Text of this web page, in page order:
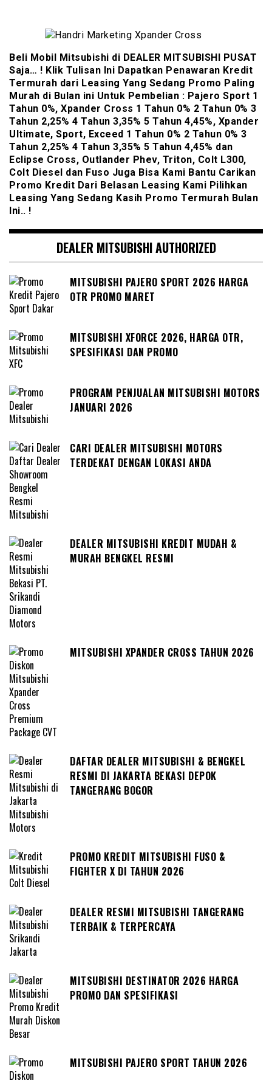
Beli Mobil Mitsubishi di DEALER MITSUBISHI PUSAT
Saja… ! Klik Tulisan Ini Dapatkan Penawaran Kredit
Termurah dari Leasing Yang Sedang Promo Paling
Murah di Bulan ini Untuk Pembelian : Pajero Sport 1
Tahun 0%, Xpander Cross 1 Tahun 0% 2 Tahun 0% 3
Tahun 2,25% 4 Tahun 3,35% 5 Tahun 4,45%, Xpander
Ultimate, Sport, Exceed 1 Tahun 0% 2 Tahun 0% 3
Tahun 2,25% 4 Tahun 3,35% 5 Tahun 4,45% dan
Eclipse Cross, Outlander Phev, Triton, Colt L300,
Colt Diesel dan Fuso Juga Bisa Kami Bantu Carikan
Promo Kredit Dari Belasan Leasing Kami Pilihkan
Leasing Yang Sedang Kasih Promo Termurah Bulan
Ini.. !
DEALER MITSUBISHI AUTHORIZED
MITSUBISHI PAJERO SPORT 2026 HARGA
OTR PROMO MARET
MITSUBISHI XFORCE 2026, HARGA OTR,
SPESIFIKASI DAN PROMO
PROGRAM PENJUALAN MITSUBISHI MOTORS
JANUARI 2026
CARI DEALER MITSUBISHI MOTORS
TERDEKAT DENGAN LOKASI ANDA
DEALER MITSUBISHI KREDIT MUDAH &
MURAH BENGKEL RESMI
MITSUBISHI XPANDER CROSS TAHUN 2026
DAFTAR DEALER MITSUBISHI & BENGKEL
RESMI DI JAKARTA BEKASI DEPOK
TANGERANG BOGOR
PROMO KREDIT MITSUBISHI FUSO &
FIGHTER X DI TAHUN 2026
DEALER RESMI MITSUBISHI TANGERANG
TERBAIK & TERPERCAYA
MITSUBISHI DESTINATOR 2026 HARGA
PROMO DAN SPESIFIKASI
MITSUBISHI PAJERO SPORT TAHUN 2026